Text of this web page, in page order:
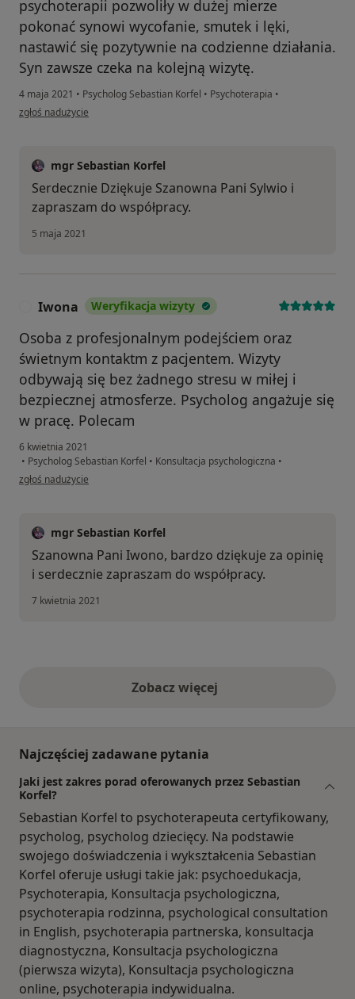
psychoterapii pozwoliły w dużej mierze
pokonać synowi wycofanie, smutek i lęki,
nastawić się pozytywnie na codzienne działania.
Syn zawsze czeka na kolejną wizytę.
4 maja 2021 • Psycholog Sebastian Korfel • Psychoterapia •
w opinii użytkownika Sylwia S.
zgłoś nadużycie
mgr Sebastian Korfel
Serdecznie Dziękuje Szanowna Pani Sylwio i
zapraszam do współpracy.
5 maja 2021
Iwona Weryfikacja wizyty
Osoba z profesjonalnym podejściem oraz
świetnym kontaktm z pacjentem. Wizyty
odbywają się bez żadnego stresu w miłej i
bezpiecznej atmosferze. Psycholog angażuje się
w pracę. Polecam
6 kwietnia 2021
• Psycholog Sebastian Korfel • Konsultacja psychologiczna •
w opinii użytkownika Iwona
zgłoś nadużycie
mgr Sebastian Korfel
Szanowna Pani Iwono, bardzo dziękuje za opinię
i serdecznie zapraszam do współpracy.
7 kwietnia 2021
Zobacz więcejopinie powyżej
Najczęściej zadawane pytania
Jaki jest zakres porad oferowanych przez Sebastian
Korfel?
Sebastian Korfel to psychoterapeuta certyfikowany,
psycholog, psycholog dziecięcy. Na podstawie
swojego doświadczenia i wykształcenia Sebastian
Korfel oferuje usługi takie jak: psychoedukacja,
Psychoterapia, Konsultacja psychologiczna,
psychoterapia rodzinna, psychological consultation
in English, psychoterapia partnerska, konsultacja
diagnostyczna, Konsultacja psychologiczna
(pierwsza wizyta), Konsultacja psychologiczna
online, psychoterapia indywidualna.